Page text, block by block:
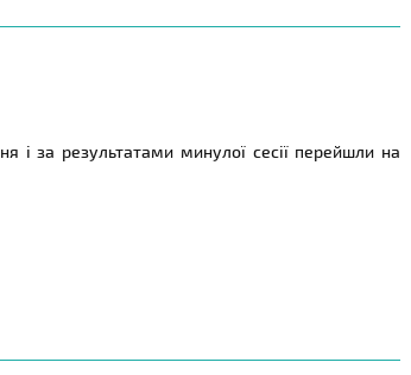
і за результатами минулої сесії перейшли на